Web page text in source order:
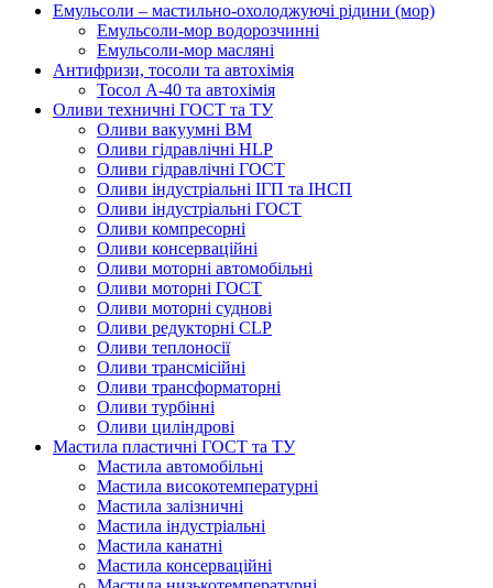
Емульсоли – мастильно-охолоджуючі рідини (мор)
Емульсоли-мор водорозчинні
Емульсоли-мор масляні
Антифризи, тосоли та автохімія
Тосол А-40 та автохімія
Оливи техничні ГОСТ та ТУ
Оливи вакуумні ВМ
Оливи гідравлічні HLP
Оливи гідравлічні ГОСТ
Оливи індустріальні ІГП та ІНСП
Оливи індустріальні ГОСТ
Оливи компресорні
Оливи консерваційні
Оливи моторні автомобільні
Оливи моторні ГОСТ
Оливи моторні суднові
Оливи редукторні CLP
Оливи теплоносії
Оливи трансмісійні
Оливи трансформаторні
Оливи турбінні
Оливи циліндрові
Мастила пластичні ГОСТ та ТУ
Мастила автомобільні
Мастила високотемпературні
Мастила залізничні
Мастила індустріальні
Мастила канатні
Мастила консерваційні